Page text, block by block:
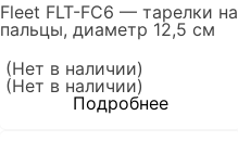
Fleet FLT-FC6 — тарелки на
пальцы, диаметр 12,5 см
(Нет в наличии)
(Нет в наличии)
Подробнее